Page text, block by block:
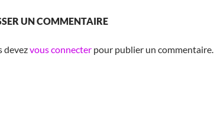
UN COMMENTAIRE
devezvous connecter pour publier un commentaire.